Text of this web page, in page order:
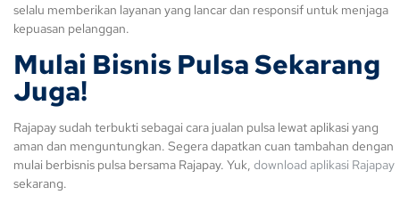
selalu memberikan layanan yang lancar dan responsif untuk menjaga
kepuasan pelanggan.
Mulai Bisnis Pulsa Sekarang
Juga!
Rajapay sudah terbukti sebagai cara jualan pulsa lewat aplikasi yang
aman dan menguntungkan. Segera dapatkan cuan tambahan dengan
mulai berbisnis pulsa bersama Rajapay. Yuk, download aplikasi Rajapay
sekarang.